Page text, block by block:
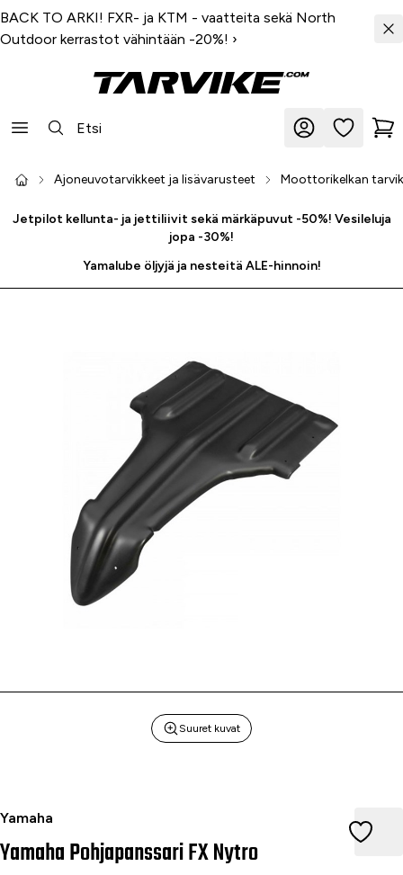
BACK TO ARKI! FXR- ja KTM - vaatteita sekä North
Outdoor kerrastot vähintään -20%! ›
Ajoneuvotarvikkeet ja lisävarusteet Moottorikelkan
Jetpilot kellunta- ja jettiliivit sekä märkäpuvut -50%! Vesileluja
jopa -30%!
Yamalube öljyjä ja nesteitä ALE-hinnoin!
Suuret kuvat
Yamaha
Yamaha Pohjapanssari FX Nytro
Yamaha Pohjapanssari FX Nytro